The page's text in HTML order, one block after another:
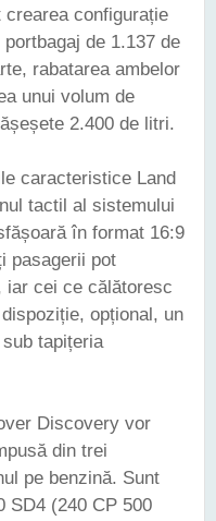
configurație
de 1.137 de
rabatarea ambelor
unui volum de
2.400 de litri.
caracteristice Land
tactil al sistemului
în format 16:9
pasagerii pot
iar cei ce călătoresc
opțional, un
tapițeria
Discovery vor
din trei
pe benzină. Sunt
SD4 (240 CP 500